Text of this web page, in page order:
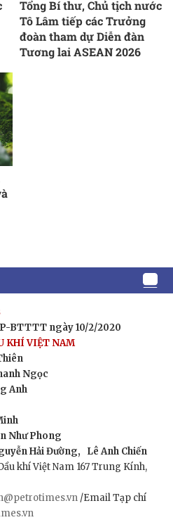
Tổng Bí thư, Chủ tịch nước
Tô Lâm tiếp các Trưởng
đoàn tham dự Diễn đàn
Tương lai ASEAN 2026
BTTTT ngày 10/2/2020
KHÍ VIỆT NAM
Ngọc
Anh
Như Phong
Hải Đường,
Lê Anh Chiến
khí Việt Nam 167 Trung Kính,
/Email Tạp chí